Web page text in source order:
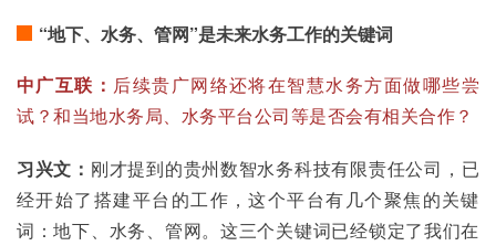
“地下、水务、管网”是未来水务工作的关键词
中广互联： 后续贵广网络还将在智慧水务方面做哪些尝
试？和当地水务局、水务平台公司等是否会有相关合作？
习兴文： 刚才提到的贵州数智水务科技有限责任公司，已
经开始了搭建平台的工作，这个平台有几个聚焦的关键
词：地下、水务、管网。这三个关键词已经锁定了我们在